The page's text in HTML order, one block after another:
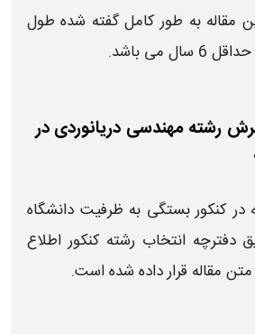
مقاله به طور کامل گفته شده طول
می باشد.
رشته مهندسی دریانوردی​ در
کنکور بستگی به ظرفیت دانشگاه
دفترچه انتخاب رشته کنکور اطلاع
مقاله قرار داده شده است.